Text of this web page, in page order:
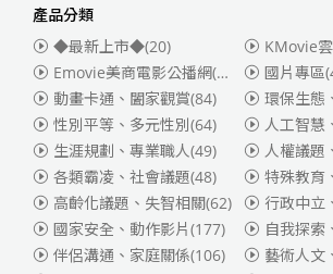
產品分類
◆最新上市◆(20)
KMovie雲端公播
Emovie美商電影公播網(華納)
(186)
國片專區
動畫卡通、闔家觀賞(84) 環保生態
性別平等、多元性別(64) 人工智慧
生涯規劃、專業職人(49) 人權議題
各類霸凌、社會議題(48) 特殊教育
高齡化議題、失智相關(62) 行政中立
國家安全、動作影片(177) 自我探索
伴侶溝通、家庭關係(106) 藝術人文